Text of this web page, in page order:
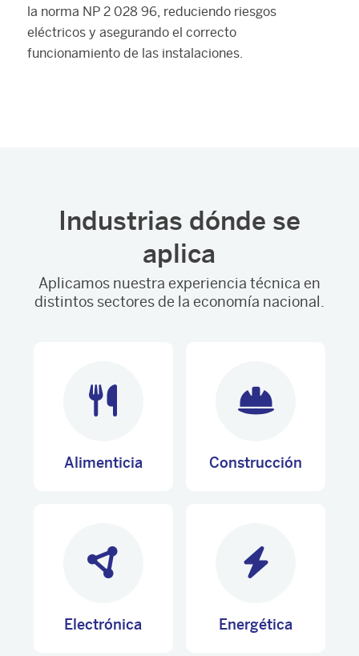
la norma NP 2 028 96, reduciendo riesgos
eléctricos y asegurando el correcto
funcionamiento de las instalaciones.
Industrias dónde se
aplica
Aplicamos nuestra experiencia técnica en
distintos sectores de la economía nacional.
Alimenticia Construcción
Electrónica Energética